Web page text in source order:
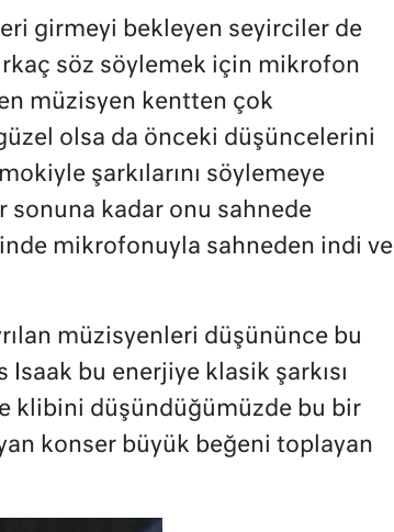
girmeyi bekleyen seyirciler de
söz söylemek için mikrofon
müzisyen kentten çok
olsa da önceki düşüncelerini
şarkılarını söylemeye
sonuna kadar onu sahnede
mikrofonuyla sahneden indi ve
müzisyenleri düşününce bu
bu enerjiye klasik şarkısı
klibini düşündüğümüzde bu bir
konser büyük beğeni toplayan